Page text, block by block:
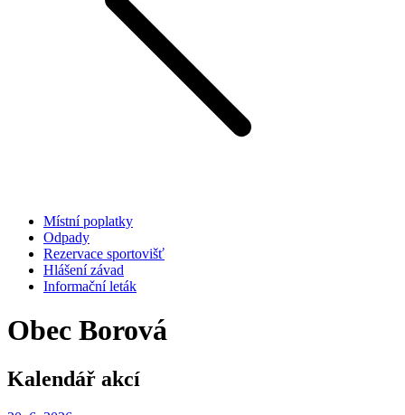
Místní poplatky
Odpady
Rezervace sportovišť
Hlášení závad
Informační leták
Obec Borová
Kalendář akcí